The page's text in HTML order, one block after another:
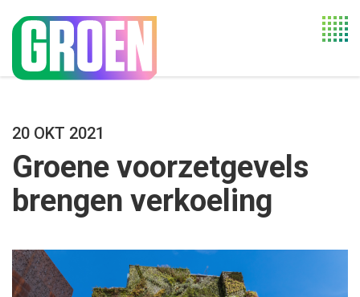
20 OKT 2021
Groene voorzetgevels
brengen verkoeling